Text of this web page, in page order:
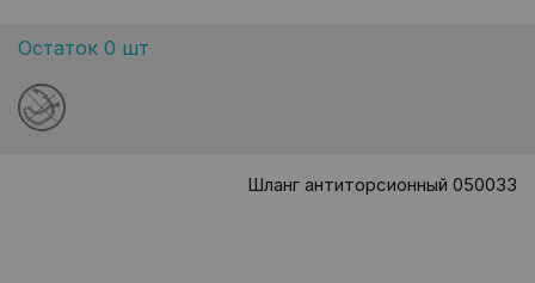
Остаток 0 шт
Шланг антиторсионный 050033